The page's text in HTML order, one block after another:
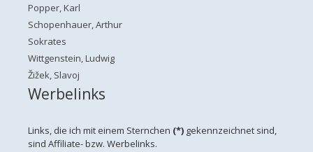
Popper, Karl
Schopenhauer, Arthur
Sokrates
Wittgenstein, Ludwig
Žižek, Slavoj
Werbelinks
Links, die ich mit einem Sternchen (*) gekennzeichnet sind,
sind Affiliate- bzw. Werbelinks.